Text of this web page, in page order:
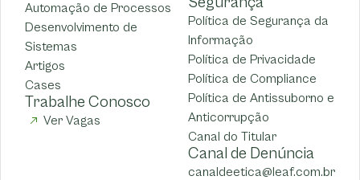
Automação de Processos
Desenvolvimento de
Sistemas
Artigos
Cases
Trabalhe Conosco
Ver Vagas
Política de Segurança da
Informação
Política de Privacidade
Política de Compliance
Política de Antissuborno e
Anticorrupção
Canal do Titular
Canal de Denúncia
canaldeetica@leaf.com.br